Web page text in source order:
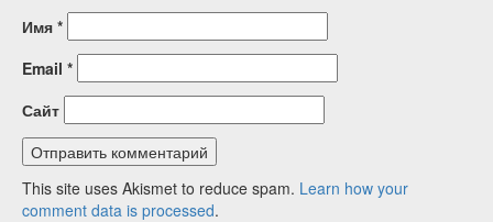
Имя *
Email *
Сайт
This site uses Akismet to reduce spam. Learn how your
comment data is processed.